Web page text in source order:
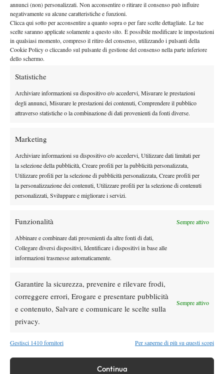
annunci (non) personalizzati. Non acconsentire o ritirare il consenso può influire
negativamente su alcune caratteristiche e funzioni.
Clicca qui sotto per acconsentire a quanto sopra o per fare scelte dettagliate. Le tue
scelte saranno applicate solamente a questo sito. È possibile modificare le impostazioni
in qualsiasi momento, compreso il ritiro del consenso, utilizzando i pulsanti della
Cookie Policy o cliccando sul pulsante di gestione del consenso nella parte inferiore
dello schermo.
Statistiche
Archiviare informazioni su dispositivo e/o accedervi, Misurare le prestazioni
degli annunci, Misurare le prestazioni dei contenuti, Comprendere il pubblico
attraverso statistiche o la combinazione di dati provenienti da fonti diverse.
Marketing
Archiviare informazioni su dispositivo e/o accedervi, Utilizzare dati limitati per
la selezione della pubblicità, Creare profili per la pubblicità personalizzata,
Utilizzare profili per la selezione di pubblicità personalizzata, Creare profili per
la personalizzazione dei contenuti, Utilizzare profili per la selezione di contenuti
personalizzati, Sviluppare e migliorare i servizi.
Funzionalità Sempre attivo
Abbinare e combinare dati provenienti da altre fonti di dati,
Collegare diversi dispositivi, Identificare i dispositivi in base alle
informazioni trasmesse automaticamente.
Garantire la sicurezza, prevenire e rilevare frodi,
correggere errori, Erogare e presentare pubblicità
e contenuto, Salvare e comunicare le scelte sulla
privacy.
Sempre attivo
Gestisci 1410 fornitori Per saperne di più su questi scopi
Continua
Nessun commento
Devi essere
DI TENDENZA
orario e ordine di gioco venerdì 7 agosto.
Arnaldi apre sul Centrale
News
Masters 1000 Montreal 2026: Darderi
Masters 1000 Montreal 2026: medical time
out per Shang contro Darderi
News Wta
WTA 1000 Toronto 2026: pioggia pesante,
gioco sospeso